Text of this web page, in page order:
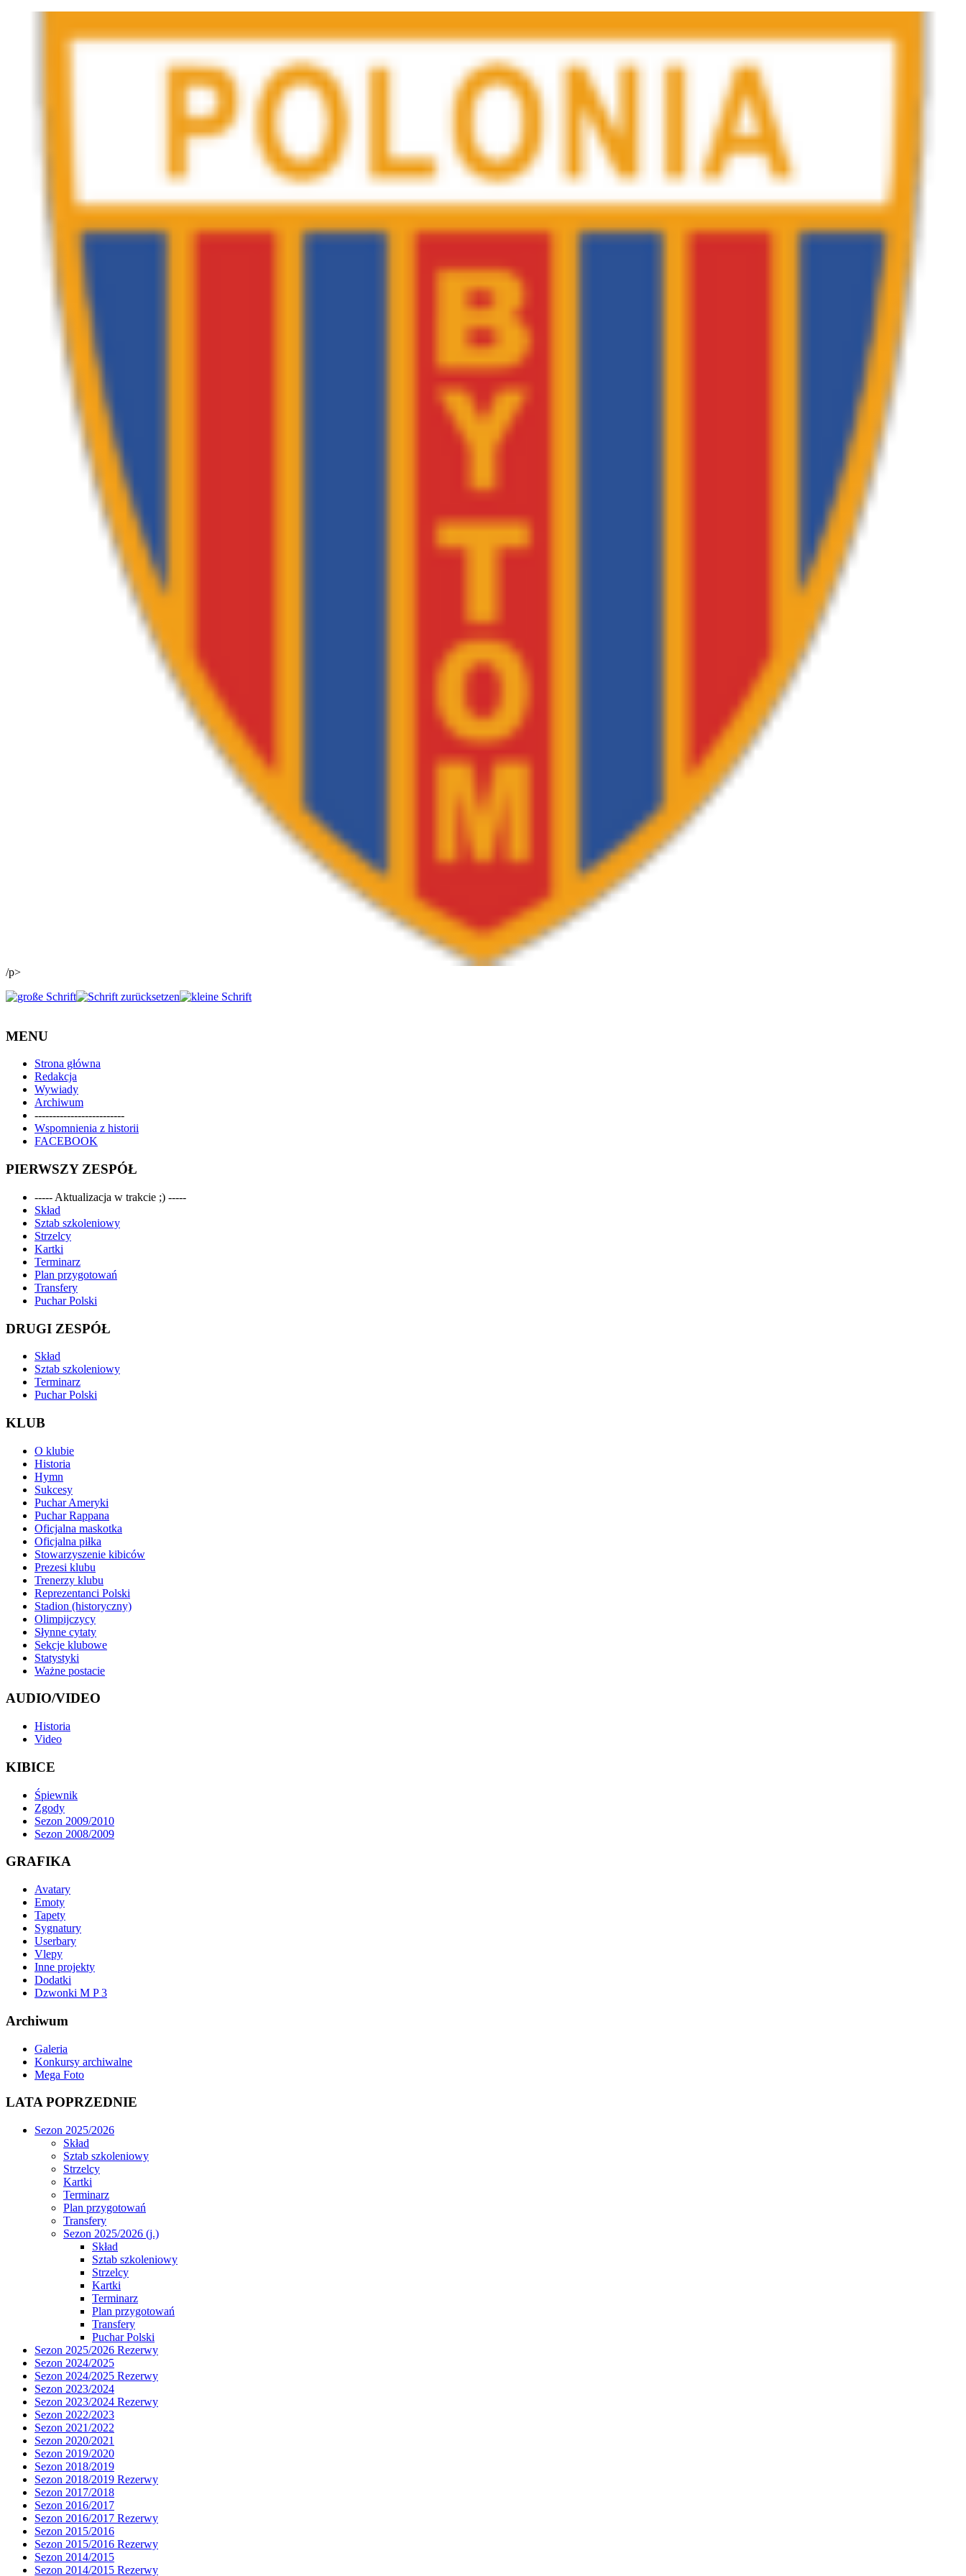
/p>
MENU
Strona główna
Redakcja
Wywiady
Archiwum
-------------------------
Wspomnienia z historii
FACEBOOK
PIERWSZY ZESPÓŁ
----- Aktualizacja w trakcie ;) -----
Skład
Sztab szkoleniowy
Strzelcy
Kartki
Terminarz
Plan przygotowań
Transfery
Puchar Polski
DRUGI ZESPÓŁ
Skład
Sztab szkoleniowy
Terminarz
Puchar Polski
KLUB
O klubie
Historia
Hymn
Sukcesy
Puchar Ameryki
Puchar Rappana
Oficjalna maskotka
Oficjalna piłka
Stowarzyszenie kibiców
Prezesi klubu
Trenerzy klubu
Reprezentanci Polski
Stadion (historyczny)
Olimpijczycy
Słynne cytaty
Sekcje klubowe
Statystyki
Ważne postacie
AUDIO/VIDEO
Historia
Video
KIBICE
Śpiewnik
Zgody
Sezon 2009/2010
Sezon 2008/2009
GRAFIKA
Avatary
Emoty
Tapety
Sygnatury
Userbary
Vlepy
Inne projekty
Dodatki
Dzwonki M P 3
Archiwum
Galeria
Konkursy archiwalne
Mega Foto
LATA POPRZEDNIE
Sezon 2025/2026
Skład
Sztab szkoleniowy
Strzelcy
Kartki
Terminarz
Plan przygotowań
Transfery
Sezon 2025/2026 (j.)
Skład
Sztab szkoleniowy
Strzelcy
Kartki
Terminarz
Plan przygotowań
Transfery
Puchar Polski
Sezon 2025/2026 Rezerwy
Sezon 2024/2025
Sezon 2024/2025 Rezerwy
Sezon 2023/2024
Sezon 2023/2024 Rezerwy
Sezon 2022/2023
Sezon 2021/2022
Sezon 2020/2021
Sezon 2019/2020
Sezon 2018/2019
Sezon 2018/2019 Rezerwy
Sezon 2017/2018
Sezon 2016/2017
Sezon 2016/2017 Rezerwy
Sezon 2015/2016
Sezon 2015/2016 Rezerwy
Sezon 2014/2015
Sezon 2014/2015 Rezerwy